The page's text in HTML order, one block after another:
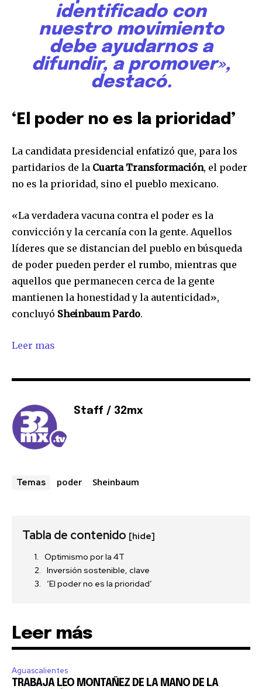
identificado con
nuestro movimiento
debe ayudarnos a
difundir, a promover»,
destacó.
‘El poder no es la prioridad’
La candidata presidencial enfatizó que, para los
partidarios de la Cuarta Transformación, el poder
no es la prioridad, sino el pueblo mexicano.
«La verdadera vacuna contra el poder es la
convicción y la cercanía con la gente. Aquellos
líderes que se distancian del pueblo en búsqueda
de poder pueden perder el rumbo, mientras que
aquellos que permanecen cerca de la gente
mantienen la honestidad y la autenticidad»,
concluyó Sheinbaum Pardo.
Leer mas
Staff / 32mx
Temas poder Sheinbaum
Tabla de contenido [hide]
Optimismo por la 4T
Inversión sostenible, clave
‘El poder no es la prioridad’
Leer más
Aguascalientes
TRABAJA LEO MONTAÑEZ DE LA MANO DE LA